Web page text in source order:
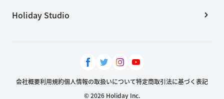
Holiday Studio
会社概要利用規約個人情報の取扱いについて特定商取引法に基づく表記
© 2026 Holiday Inc.